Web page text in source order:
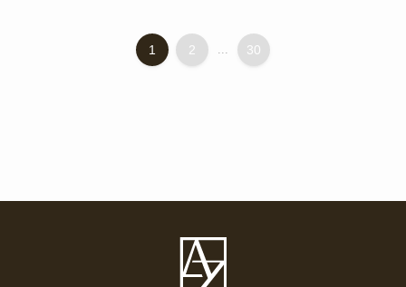
1 2 30